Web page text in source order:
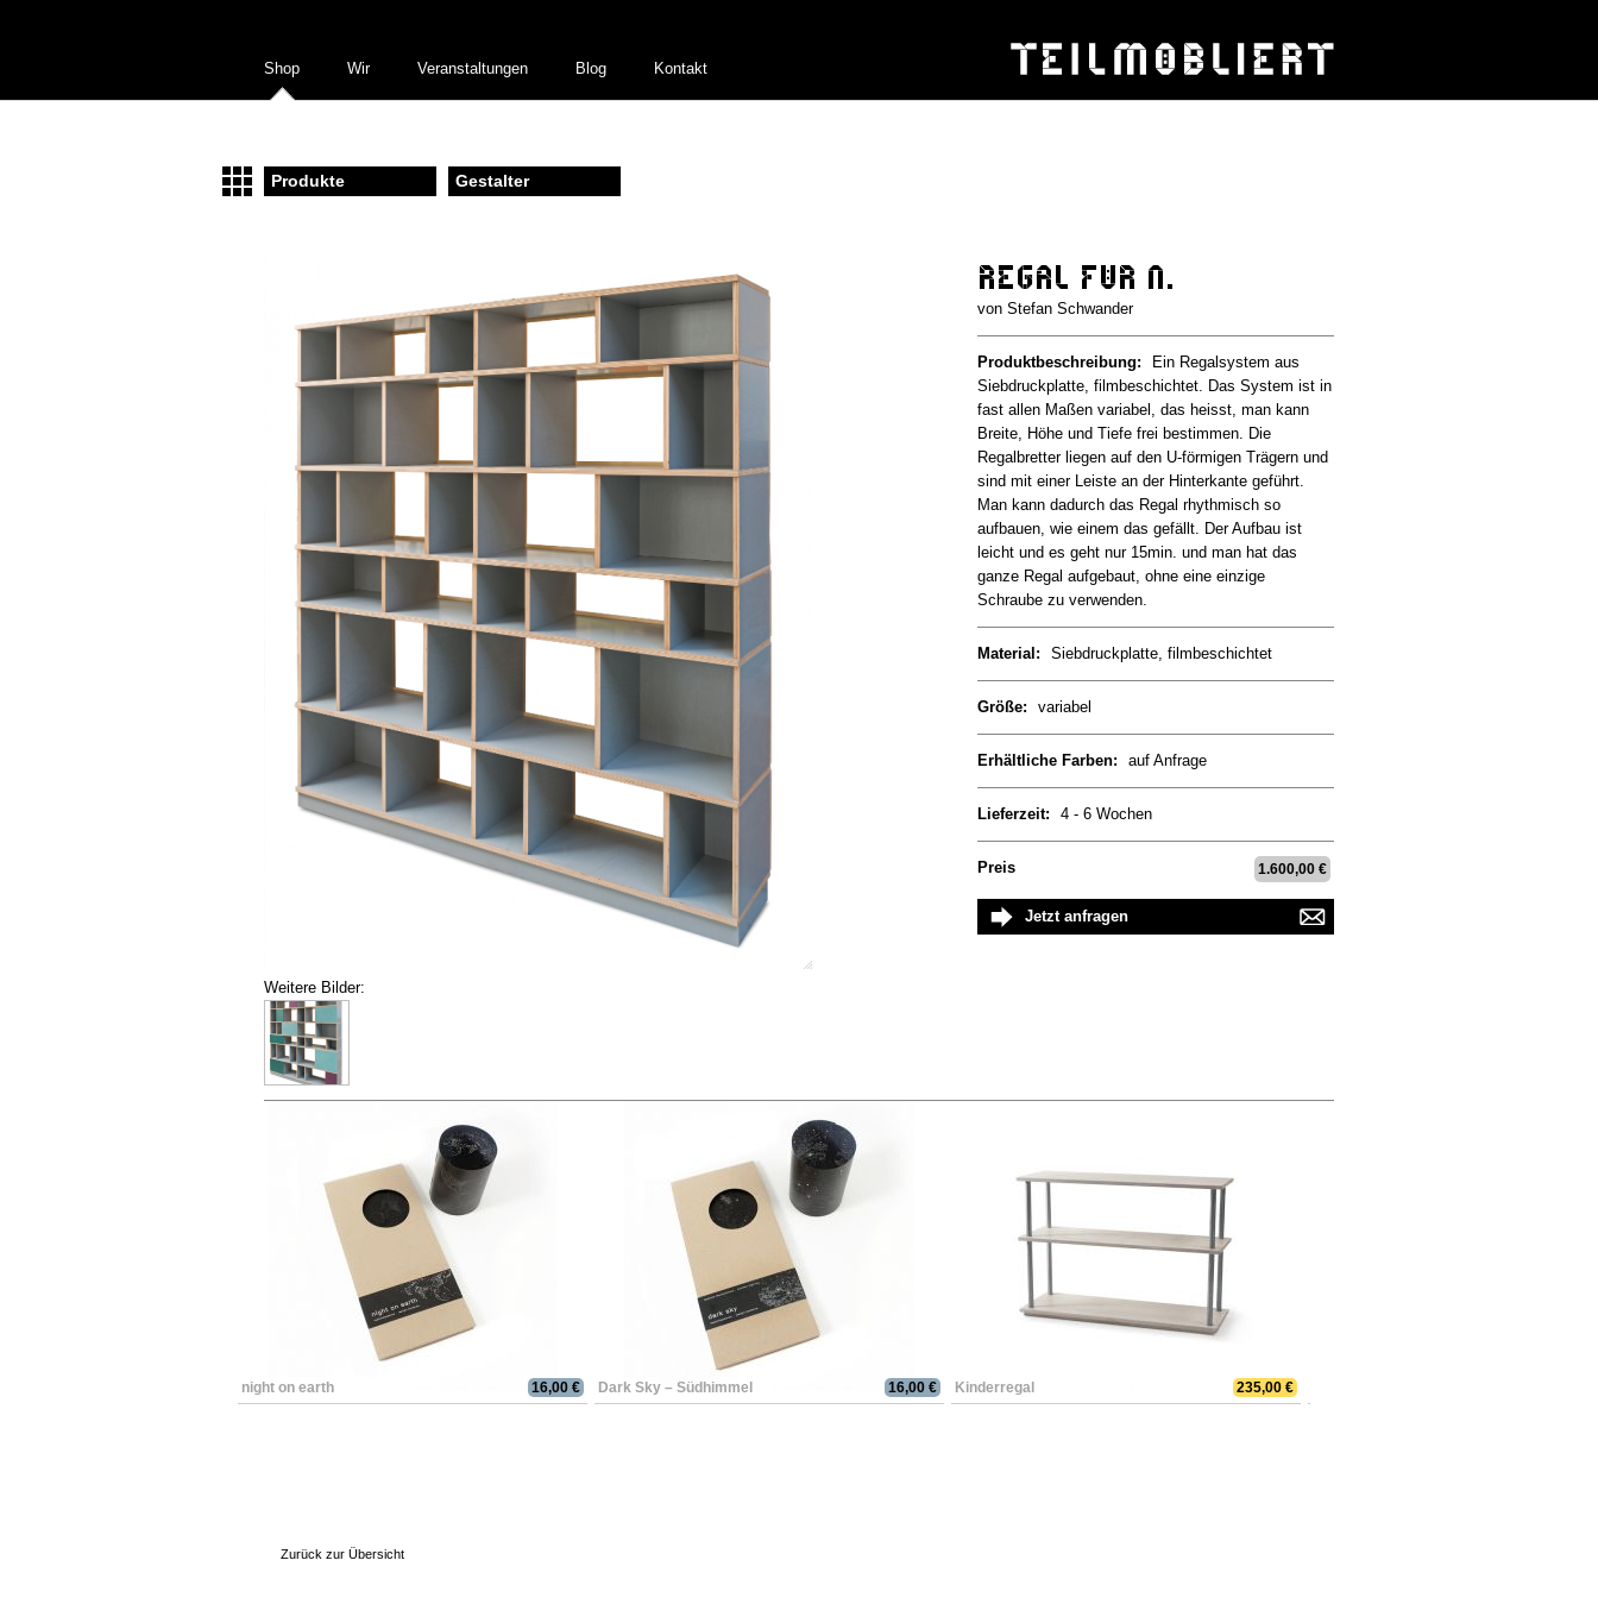
Shop Wir Veranstaltungen Blog Kontakt
Produkte Gestalter
Weitere Bilder:
Regal für N.
Stefan Schwander
Produktbeschreibung:
Ein Regalsystem aus
Siebdruckplatte, filmbeschichtet. Das System ist in
fast allen Maßen variabel, das heisst, man kann
Breite, Höhe und Tiefe frei bestimmen. Die
Regalbretter liegen auf den U-förmigen Trägern und
sind mit einer Leiste an der Hinterkante geführt.
Man kann dadurch das Regal rhythmisch so
aufbauen, wie einem das gefällt. Der Aufbau ist
leicht und es geht nur 15min. und man hat das
ganze Regal aufgebaut, ohne eine einzige
Schraube zu verwenden.
Material: Siebdruckplatte, filmbeschichtet
Größe: variabel
Erhältliche Farben: auf Anfrage
Lieferzeit: 4 - 6 Wochen
Preis 1.600,00 €
Jetzt anfragen
night on earth 16,00 € Dark Sky – Südhimmel 16,00 € Kinderregal 235,00 €
Zurück zur Übersicht